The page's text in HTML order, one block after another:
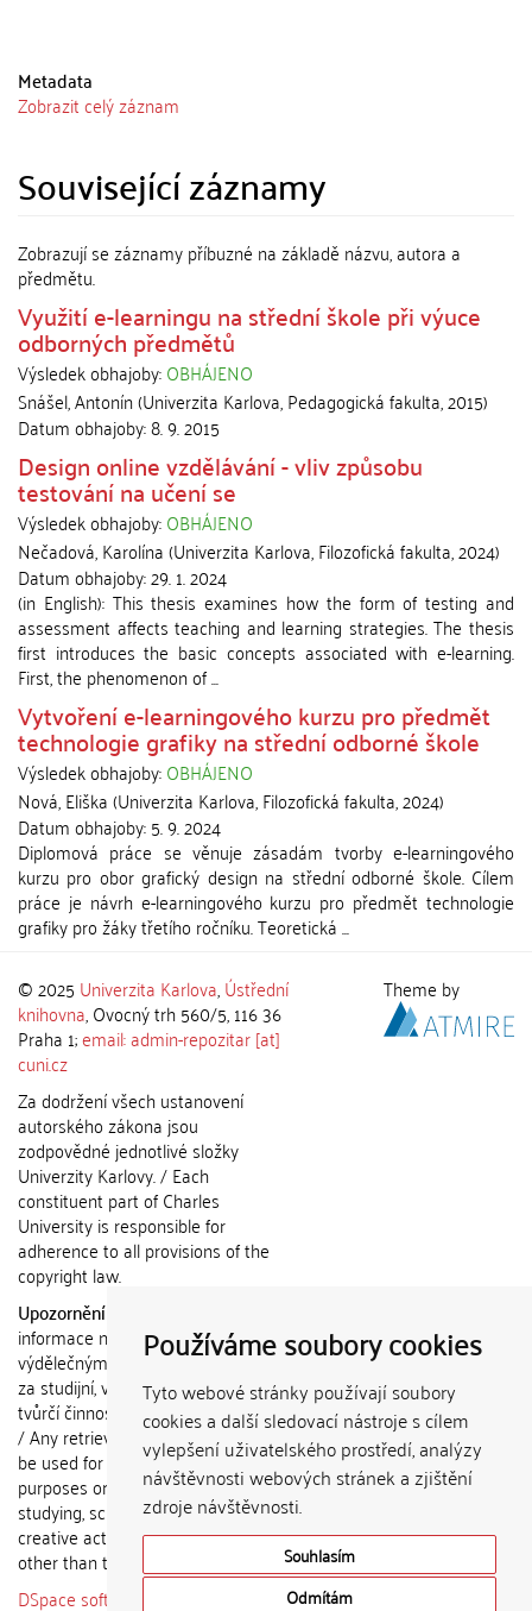
Používáme soubory cookies
Tyto webové stránky používají soubory
cookies a další sledovací nástroje s cílem
vylepšení uživatelského prostředí, analýzy
návštěvnosti webových stránek a zjištění
zdroje návštěvnosti.
Souhlasím
Odmítám
Metadata
Zobrazit celý záznam
Související záznamy
Zobrazují se záznamy příbuzné na základě názvu, autora a
předmětu.
Využití e-learningu na střední škole při výuce
odborných předmětů
Výsledek obhajoby:OBHÁJENO
Snášel, Antonín(Univerzita Karlova, Pedagogická fakulta,2015)
Datum obhajoby:8. 9. 2015
Design online vzdělávání - vliv způsobu
testování na učení se
Výsledek obhajoby:OBHÁJENO
Nečadová, Karolína(Univerzita Karlova, Filozofická fakulta,2024)
Datum obhajoby:29. 1. 2024
(in English): This thesis examines how the form of testing and
assessment affects teaching and learning strategies. The thesis
first introduces the basic concepts associated with e-learning.
First, the phenomenon of ...
Vytvoření e-learningového kurzu pro předmět
technologie grafiky na střední odborné škole
Výsledek obhajoby:OBHÁJENO
Nová, Eliška(Univerzita Karlova, Filozofická fakulta,2024)
Datum obhajoby:5. 9. 2024
Diplomová práce se věnuje zásadám tvorby e-learningového
kurzu pro obor grafický design na střední odborné škole. Cílem
práce je návrh e-learningového kurzu pro předmět technologie
grafiky pro žáky třetího ročníku. Teoretická ...
© 2025 Univerzita Karlova,Ústřední
knihovna, Ovocný trh 560/5, 116 36
Praha 1;email: admin-repozitar [at]
cuni.cz
Za dodržení všech ustanovení
autorského zákona jsou
zodpovědné jednotlivé složky
Univerzity Karlovy. / Each
constituent part of Charles
University is responsible for
adherence to all provisions of the
copyright law.
Upozornění / Notice:
informace nemohou být použity k
výdělečným účelům nebo vydávány
za studijní, vědeckou nebo jinou
tvůrčí činnost jiné osoby než autora.
/ Any retrieved information shall not
be used for any commercial
purposes or claimed as results of
studying, scientific or any other
creative activities of any person
other than the author.
DSpace software
copyright © 2002-
Theme by